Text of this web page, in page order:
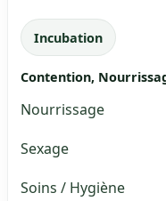
Incubation
Contention,
Nourrissage
Sexage
Soins / Hygiène